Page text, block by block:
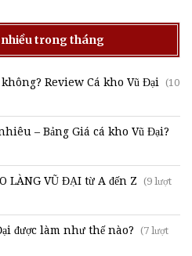
trong tháng
Review Cá kho Vũ Đại (10
– Bảng Giá cá kho Vũ Đại?
LÀNG VŨ ĐẠI từ A đến Z (9 lượt
được làm như thế nào? (7 lượt